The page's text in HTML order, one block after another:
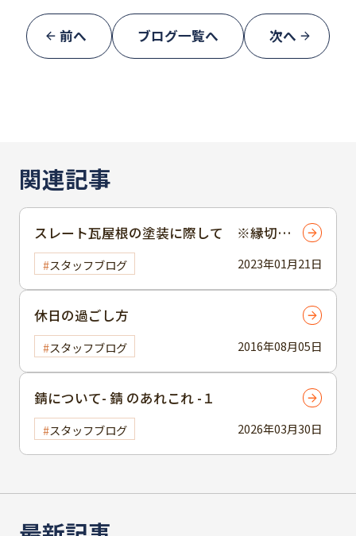
前へ ブログ一覧へ 次へ
関連記事
2023年01月21日
スレート瓦屋根の塗装に際して ※縁切
り、タスペーサーについて
スタッフブログ
2016年08月05日
休日の過ごし方
スタッフブログ
2026年03月30日
錆について- 錆 のあれこれ -１
スタッフブログ